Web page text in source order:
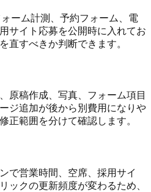
ーム計測、予約フォーム、電
サイト応募を公開時に入れてお
直すべきか判断できます。
原稿作成、写真、フォーム項目
ジ追加が後から別費用になりや
正範囲を分けて確認します。
で営業時間、空席、採用サイ
ックの更新頻度が変わるため、